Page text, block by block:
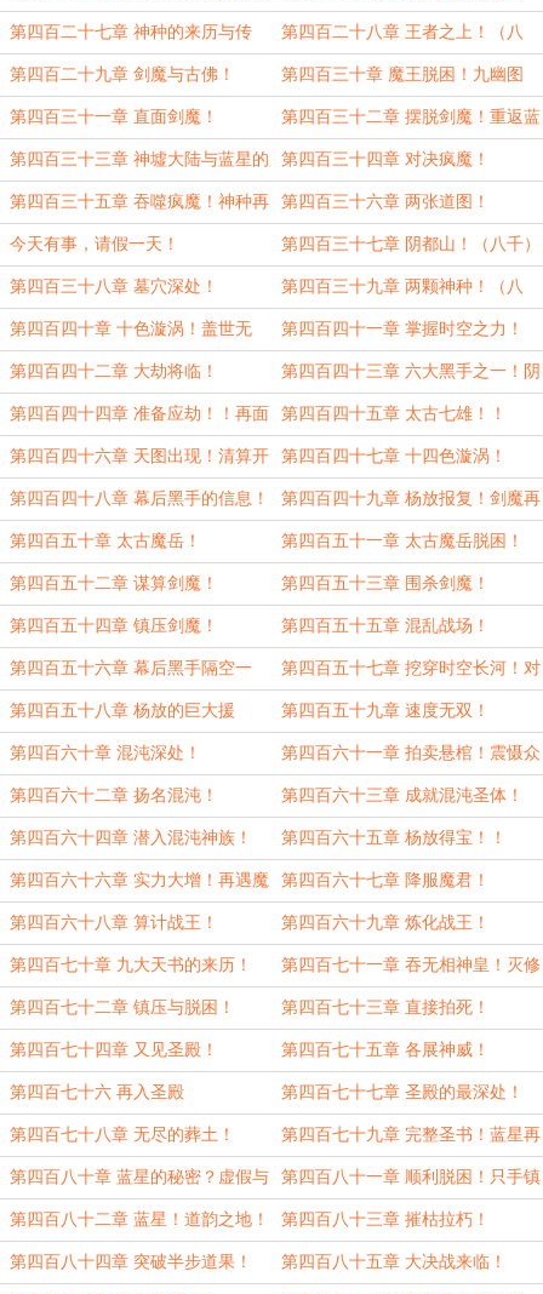
涡！（八千） （九千）
第四百二十七章 神种的来历与传
说！（九千）
第四百二十八章 王者之上！（八
千）
第四百二十九章 剑魔与古佛！ 第四百三十章 魔王脱困！九幽图
现！（八千）
第四百三十一章 直面剑魔！ 第四百三十二章 摆脱剑魔！重返蓝
星！（八千）
第四百三十三章 神墟大陆与蓝星的
秘密！（八千）
第四百三十四章 对决疯魔！
第四百三十五章 吞噬疯魔！神种再
现！（七千！）
第四百三十六章 两张道图！
今天有事，请假一天！ 第四百三十七章 阴都山！（八千）
第四百三十八章 墓穴深处！ 第四百三十九章 两颗神种！（八
千）
第四百四十章 十色漩涡！盖世无
敌！
第四百四十一章 掌握时空之力！
第四百四十二章 大劫将临！ 第四百四十三章 六大黑手之一！阴
泉！！
第四百四十四章 准备应劫！！再面
魔君！！
第四百四十五章 太古七雄！！
第四百四十六章 天图出现！清算开
始！（求月票！）
第四百四十七章 十四色漩涡！
第四百四十八章 幕后黑手的信息！ 第四百四十九章 杨放报复！剑魔再
现！
第四百五十章 太古魔岳！ 第四百五十一章 太古魔岳脱困！
第四百五十二章 谋算剑魔！ 第四百五十三章 围杀剑魔！
第四百五十四章 镇压剑魔！ 第四百五十五章 混乱战场！
第四百五十六章 幕后黑手隔空一
击！！
第四百五十七章 挖穿时空长河！对
决无相神皇！
第四百五十八章 杨放的巨大援
手！！
第四百五十九章 速度无双！
第四百六十章 混沌深处！ 第四百六十一章 拍卖悬棺！震慑众
人！
第四百六十二章 扬名混沌！ 第四百六十三章 成就混沌圣体！
第四百六十四章 潜入混沌神族！ 第四百六十五章 杨放得宝！！
第四百六十六章 实力大增！再遇魔
君！
第四百六十七章 降服魔君！
第四百六十八章 算计战王！ 第四百六十九章 炼化战王！
第四百七十章 九大天书的来历！ 第四百七十一章 吞无相神皇！灭修
罗王！
第四百七十二章 镇压与脱困！ 第四百七十三章 直接拍死！
第四百七十四章 又见圣殿！ 第四百七十五章 各展神威！
第四百七十六 再入圣殿 第四百七十七章 圣殿的最深处！
第四百七十八章 无尽的葬土！ 第四百七十九章 完整圣书！蓝星再
现！
第四百八十章 蓝星的秘密？虚假与
真实！
第四百八十一章 顺利脱困！只手镇
压！
第四百八十二章 蓝星！道韵之地！ 第四百八十三章 摧枯拉朽！
第四百八十四章 突破半步道果！ 第四百八十五章 大决战来临！